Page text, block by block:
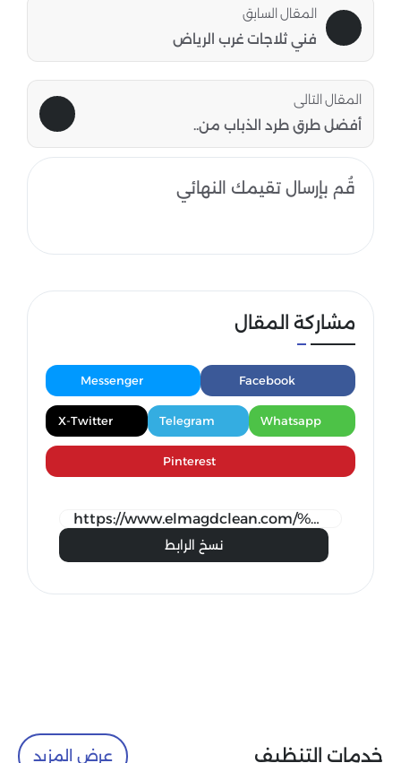
المقال السابق
فني ثلاجات غرب الرياض
المقال التالى
أفضل طرق طرد الذباب من..
قُم بإرسال تقيمك النهائي
مشاركة المقال
Facebook
Messenger
Whatsapp
Telegram
X-Twitter
Pinterest
نسخ الرابط
خدمات التنظيف عرض المزيد